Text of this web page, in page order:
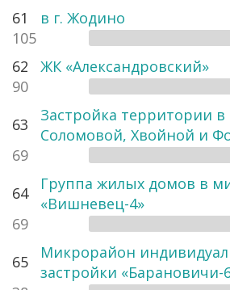
61
в г. Жодино
105
62
ЖК «Александровский»
90
63
Застройка территории
Соломовой, Хвойной и
69
64
Группа жилых домов в
«Вишневец-4»
69
65
Микрорайон
застройки «Барановичи-